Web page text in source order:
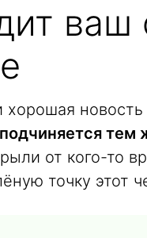
ваш
тем
от кого-то
точку этот